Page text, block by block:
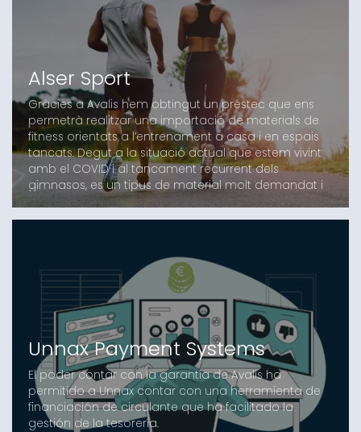
Alser Sport
Gràcies a Avalis hem obtingut un préstec que ens
permetrà realitzar una importació de materials de
fitness orientats a l’entrenament a casa i en espais
tancats. Degut a la situació actual que estem vivint
amb el COVID i al tancament recurrent dels
gimnasos, es un tipus de material molt demandat i
necessari en els temps que estem vivint
Unnax Payment Systems
El poder contar con la garantía de Avalis ha
permitido a Unnax contar con una herramienta de
financiación de circulante que ha facilitado la
gestión de la tesorería.